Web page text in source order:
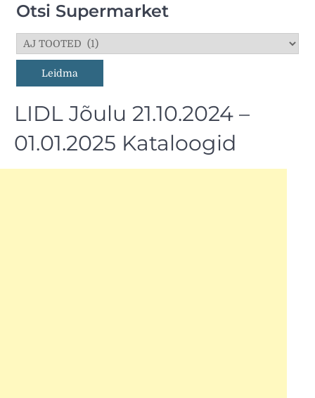
Otsi Supermarket
LIDL Jõulu 21.10.2024 –
01.01.2025 Kataloogid